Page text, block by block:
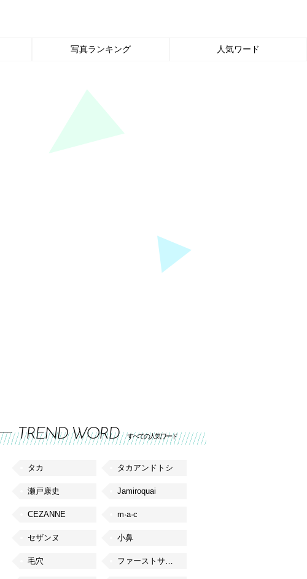
写真ランキング 人気ワード
TREND WORD すべての人気ワード
タカ タカアンドトシ
瀬戸康史 Jamiroquai
CEZANNE m·a·c
セザンヌ 小鼻
毛穴 ファーストサマーウイカ